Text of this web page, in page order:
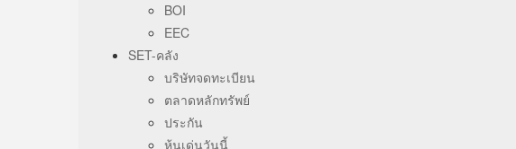
BOI
EEC
SET-คลัง
บริษัทจดทะเบียน
ตลาดหลักทรัพย์
ประกัน
หุ้นเด่นวันนี้